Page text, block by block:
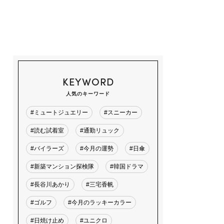
KEYWORD
人気のキーワード
#ミュートジュエリー #スニーカー
#読む試着室 #通勤リュック
#バイラーズ #今月の運勢 #日傘
#新築マンション探検隊 #韓国ドラマ
#長谷川あかり #三宅香帆
#ゴルフ #今月のラッキーカラー
#日焼け止め #ユニクロ